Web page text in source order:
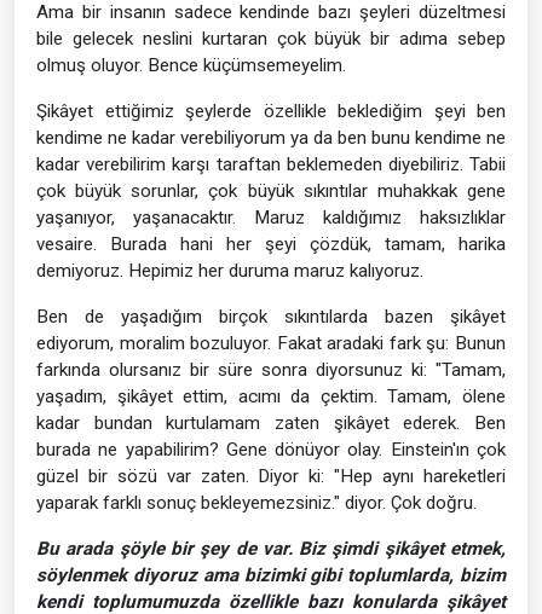
Ama bir insanın sadece kendinde bazı şeyleri düzeltmesi
bile gelecek neslini kurtaran çok büyük bir adıma sebep
olmuş oluyor. Bence küçümsemeyelim.
Şikâyet ettiğimiz şeylerde özellikle beklediğim şeyi ben
kendime ne kadar verebiliyorum ya da ben bunu kendime ne
kadar verebilirim karşı taraftan beklemeden diyebiliriz. Tabii
çok büyük sorunlar, çok büyük sıkıntılar muhakkak gene
yaşanıyor, yaşanacaktır. Maruz kaldığımız haksızlıklar
vesaire. Burada hani her şeyi çözdük, tamam, harika
demiyoruz. Hepimiz her duruma maruz kalıyoruz.
Ben de yaşadığım birçok sıkıntılarda bazen şikâyet
ediyorum, moralim bozuluyor. Fakat aradaki fark şu: Bunun
farkında olursanız bir süre sonra diyorsunuz ki: "Tamam,
yaşadım, şikâyet ettim, acımı da çektim. Tamam, ölene
kadar bundan kurtulamam zaten şikâyet ederek. Ben
burada ne yapabilirim? Gene dönüyor olay. Einstein'ın çok
güzel bir sözü var zaten. Diyor ki: "Hep aynı hareketleri
yaparak farklı sonuç bekleyemezsiniz." diyor. Çok doğru.
Bu arada şöyle bir şey de var. Biz şimdi şikâyet etmek,
söylenmek diyoruz ama bizimki gibi toplumlarda, bizim
kendi toplumumuzda özellikle bazı konularda şikâyet